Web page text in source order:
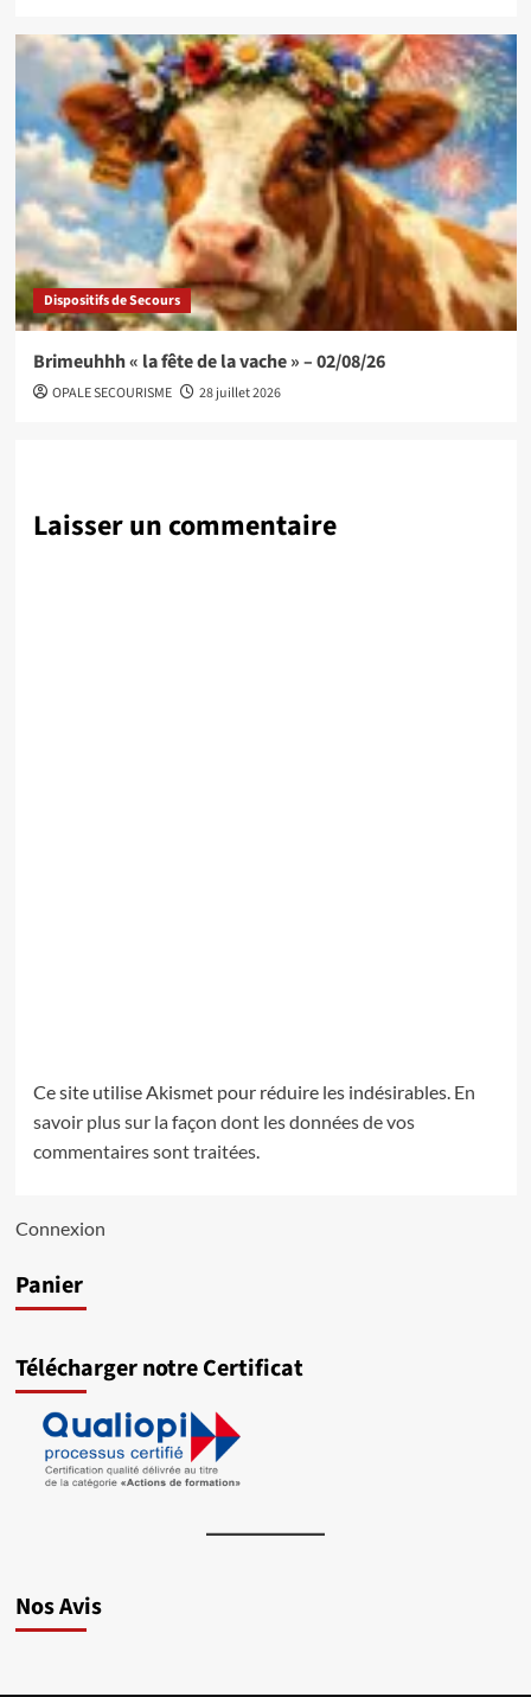
Dispositifs de Secours
Brimeuhhh « la fête de la vache » – 02/08/26
OPALE SECOURISME 28 juillet 2026
Laisser un commentaire
Ce site utilise Akismet pour réduire les indésirables. En
savoir plus sur la façon dont les données de vos
commentaires sont traitées.
Connexion
Panier
Télécharger notre Certificat
Nos Avis